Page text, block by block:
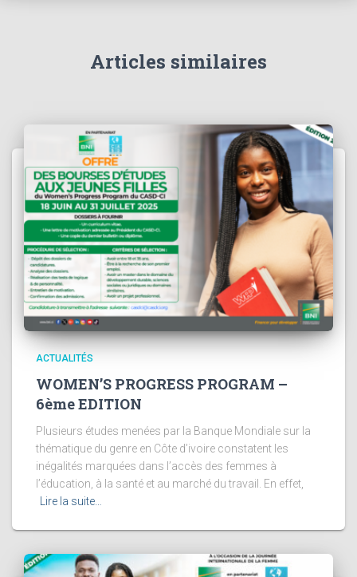
Articles similaires
ACTUALITÉS
WOMEN’S PROGRESS PROGRAM –
6ème EDITION
Plusieurs études menées par la Banque Mondiale sur la
thématique du genre en Côte d’ivoire constatent les
inégalités marquées dans l’accès des femmes à
l’éducation, à la santé et au marché du travail. En effet,
Lire la suite…